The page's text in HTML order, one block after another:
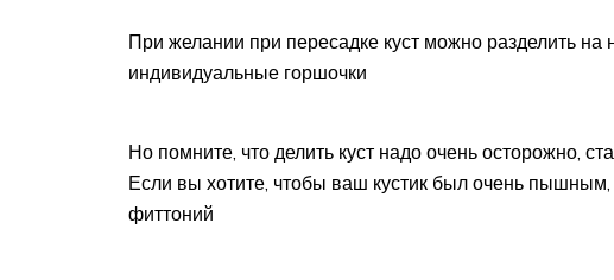
При желании при пересадке куст можно разделить на
индивидуальные горшочки
Но помните, что делить куст надо очень осторожно,
Если вы хотите, чтобы ваш кустик был очень пышным,
фиттоний